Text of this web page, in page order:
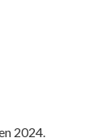
2024.